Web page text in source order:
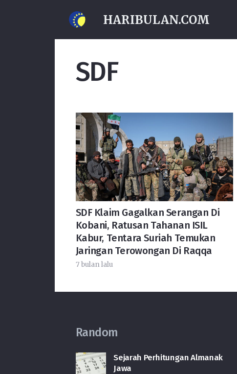
HARIBULAN.COM
SDF
SDF Klaim Gagalkan Serangan Di
Kobani, Ratusan Tahanan ISIL
Kabur, Tentara Suriah Temukan
Jaringan Terowongan Di Raqqa
7 bulan lalu
Random
Sejarah Perhitungan Almanak
Jawa